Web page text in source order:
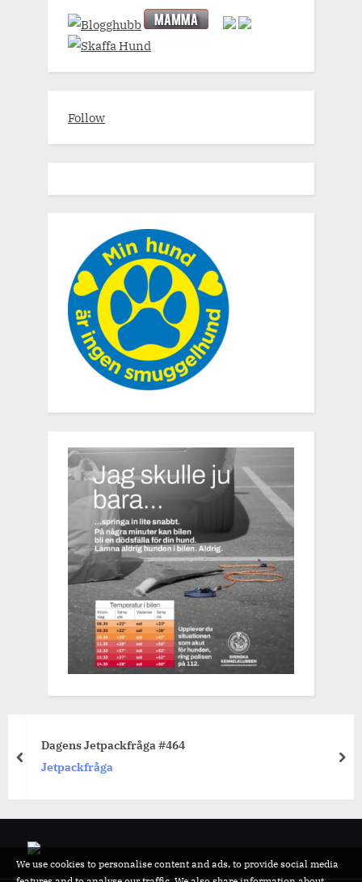
Follow
Dagens Jetpackfråga #464
Jetpackfråga
prev
We use cookies to personalise content and ads, to provide social media